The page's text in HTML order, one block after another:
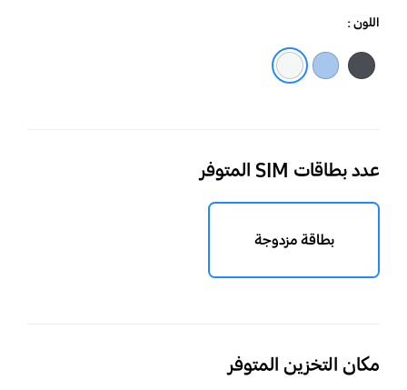
اللون :
عدد بطاقات SIM المتوفر
بطاقة مزدوجة
مكان التخزين المتوفر